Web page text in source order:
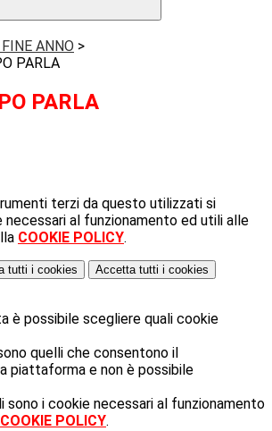
ANNO >
PARLA
PARLA
terzi da questo utilizzati si
necessari al funzionamento ed utili alle
COOKIE POLICY.
tutti i cookies Accetta tutti i cookies
è possibile scegliere quali cookie
quelli che consentono il
piattaforma e non è possibile
sono i cookie necessari al funzionamento
COOKIE POLICY.